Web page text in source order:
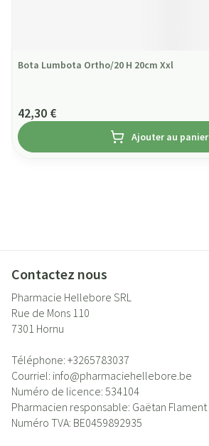
Bota Lumbota Ortho/20 H 20cm Xxl
42,30 €
Ajouter au panier
Contactez nous
Pharmacie Hellebore SRL
Rue de Mons 110
7301 Hornu
Téléphone: +3265783037
Courriel: info@pharmaciehellebore.be
Numéro de licence: 534104
Pharmacien responsable: Gaëtan Flament
Numéro TVA: BE0459892935